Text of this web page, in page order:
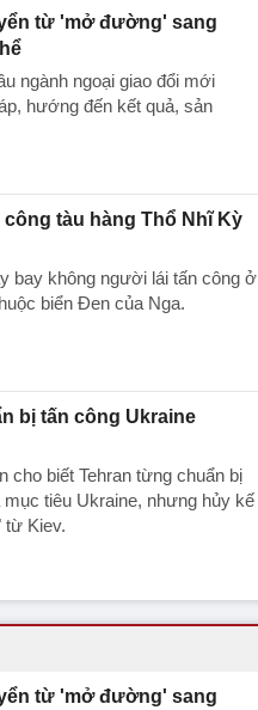
từ 'mở đường' sang
ngành ngoại giao đổi mới
hướng đến kết quả, sản
tàu hàng Thổ Nhĩ Kỳ
bay không người lái tấn công ở
biển Đen của Nga.
bị tấn công Ukraine
cho biết Tehran từng chuẩn bị
tiêu Ukraine, nhưng hủy kế
từ Kiev.
từ 'mở đường' sang